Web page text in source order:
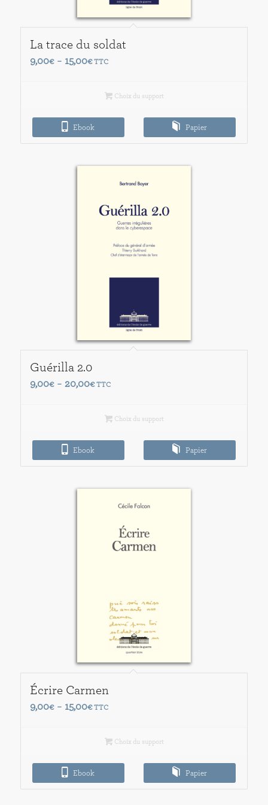
La trace du soldat
9,00€ – 15,00€Plage
9,00€
à
15,00€
TTC
Choix du support
Ebook Papier
Guérilla 2.0
9,00€ – 20,00€Plage
9,00€
à
20,00€
TTC
Choix du support
Ebook Papier
Écrire Carmen
9,00€ – 15,00€Plage
9,00€
à
15,00€
TTC
Choix du support
Ebook Papier